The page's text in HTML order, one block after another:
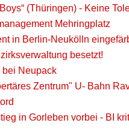
(Thüringen) - Keine
Mehringplatz
in Berlin-Neukölln
besetzt!
bei Neupack
Zentrum" U- Bahn
in Gorleben vorbei - BI